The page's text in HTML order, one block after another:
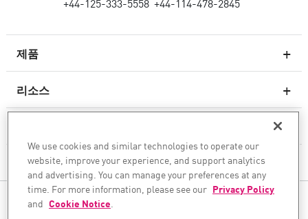
제품
차세대 방화벽
클라우드 네트워크 보안
WAF
리소스
회사
팔로우하기
We use cookies and similar technologies to operate our
website, improve your experience, and support analytics
and advertising. You can manage your preferences at any
time. For more information, please see our Privacy Policy
and Cookie Notice.